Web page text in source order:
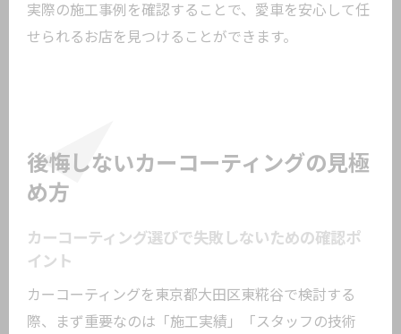
実際の施工事例を確認することで、愛車を安心して任
せられるお店を見つけることができます。
後悔しないカーコーティングの見極
め方
カーコーティング選びで失敗しないための確認ポ
イント
カーコーティングを東京都大田区東糀谷で検討する
際、まず重要なのは「施工実績」「スタッフの技術